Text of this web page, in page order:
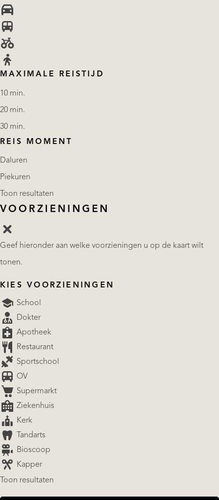
MAXIMALE REISTIJD
10 min.
20 min.
30 min.
REIS MOMENT
Daluren
Piekuren
Toon resultaten
VOORZIENINGEN
Geef hieronder aan welke voorzieningen u op de kaart wilt
tonen.
KIES VOORZIENINGEN
School
Dokter
Apotheek
Restaurant
Sportschool
OV
Supermarkt
Ziekenhuis
Kerk
Tandarts
Bioscoop
Kapper
Toon resultaten